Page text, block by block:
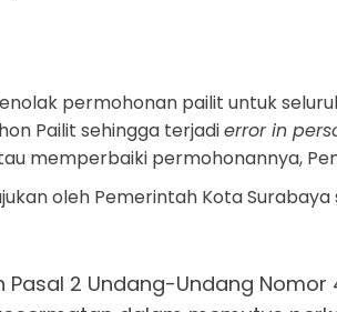
permohonan pailit untuk
Pailit sehingga terjadierror in
memperbaiki permohonannya,
oleh Pemerintah Kota
2 Undang-Undang Nomor